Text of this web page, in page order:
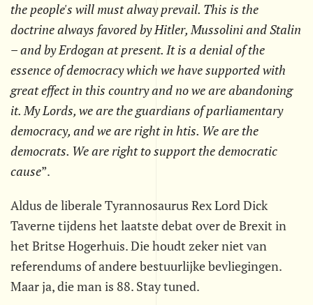
the people's will must alway prevail. This is the
doctrine always favored by Hitler, Mussolini and Stalin
– and by Erdogan at present. It is a denial of the
essence of democracy which we have supported with
great effect in this country and no we are abandoning
it. My Lords, we are the guardians of parliamentary
democracy, and we are right in htis. We are the
democrats. We are right to support the democratic
cause”.
Aldus de liberale Tyrannosaurus Rex Lord Dick
Taverne tijdens het laatste debat over de Brexit in
het Britse Hogerhuis. Die houdt zeker niet van
referendums of andere bestuurlijke bevliegingen.
Maar ja, die man is 88. Stay tuned.